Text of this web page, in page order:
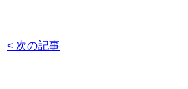
< 次の記事